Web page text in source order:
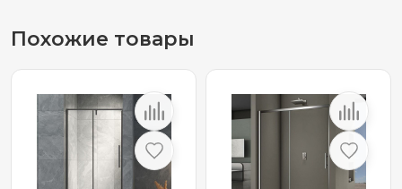
Похожие товары